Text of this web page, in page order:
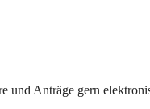
und Anträge gern